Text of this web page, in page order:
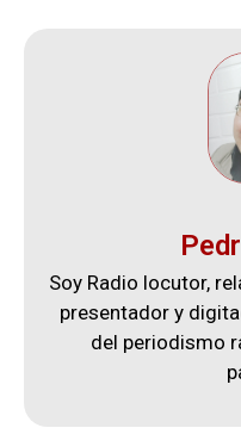
Soy Radio locutor,
presentador y
del periodismo